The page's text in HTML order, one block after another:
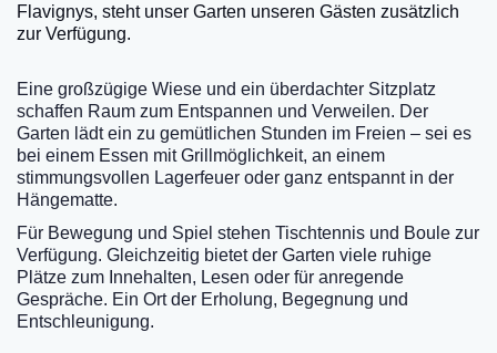
Flavignys, steht unser Garten unseren Gästen zusätzlich
zur Verfügung.
Eine großzügige Wiese und ein überdachter Sitzplatz
schaffen Raum zum Entspannen und Verweilen. Der
Garten lädt ein zu gemütlichen Stunden im Freien – sei es
bei einem Essen mit Grillmöglichkeit, an einem
stimmungsvollen Lagerfeuer oder ganz entspannt in der
Hängematte.
Für Bewegung und Spiel stehen Tischtennis und Boule zur
Verfügung. Gleichzeitig bietet der Garten viele ruhige
Plätze zum Innehalten, Lesen oder für anregende
Gespräche. Ein Ort der Erholung, Begegnung und
Entschleunigung.